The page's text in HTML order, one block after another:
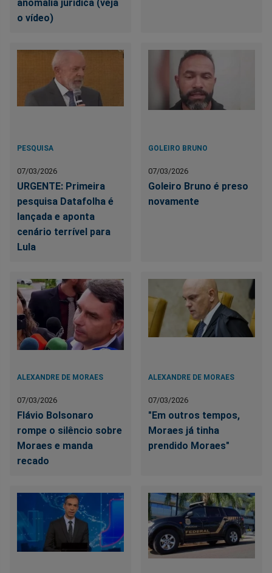
anomalia jurídica (veja
o vídeo)
PESQUISA
07/03/2026
URGENTE: Primeira
pesquisa Datafolha é
lançada e aponta
cenário terrível para
Lula
GOLEIRO BRUNO
07/03/2026
Goleiro Bruno é preso
novamente
ALEXANDRE DE MORAES
07/03/2026
Flávio Bolsonaro
rompe o silêncio sobre
Moraes e manda
recado
ALEXANDRE DE MORAES
07/03/2026
"Em outros tempos,
Moraes já tinha
prendido Moraes"